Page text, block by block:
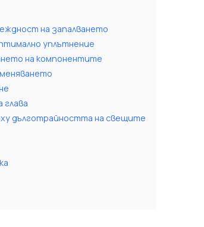
на запалването
уплътнение
на компонентите
дълготрайността на свещите